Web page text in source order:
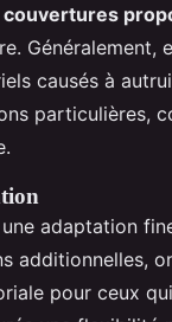
causés à
particulières,
adaptation
additionnelles,
pour ceux